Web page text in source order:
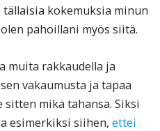
kokemuksia minun
pahoillani myös siitä.
muita rakkaudella ja
vakaumusta ja tapaa
mikä tahansa. Siksi
esimerkiksi siihen,ettei